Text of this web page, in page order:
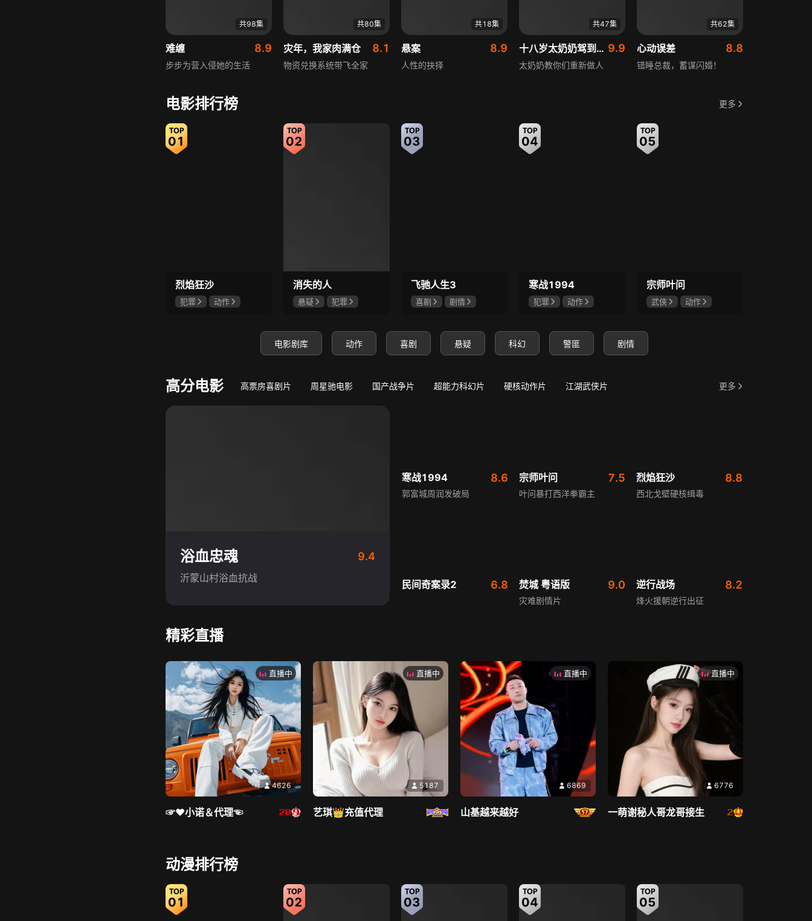
共98集
难缠 8.9
步步为营入侵她的生活
共80集
灾年，我家肉满仓 8.1
物资兑换系统带飞全家
共18集
悬案 8.9
人性的抉择
共47集
十八岁太奶奶驾到，重整家族荣耀 9.9
太奶奶教你们重新做人
共62集
心动误差 8.8
错睡总裁，蓄谋闪婚！
守底线，方能渡末世
电影排行榜 更多
01
烈焰狂沙
犯罪
动作
02
消失的人
悬疑
犯罪
03
飞驰人生3
喜剧
剧情
04
寒战1994
犯罪
动作
05
宗师叶问
武侠
动作
电影剧库 动作 喜剧 悬疑 科幻 警匪 剧情
高分电影 高票房喜剧片 周星驰电影 国产战争片 超能力科幻片 硬核动作片 江湖武侠片 更多
浴血忠魂 9.4
沂蒙山村浴血抗战
寒战1994 8.6
郭富城周润发破局
宗师叶问 7.5
叶问暴打西洋拳霸主
烈焰狂沙 8.8
西北戈壁硬核缉毒
民间奇案录2 6.8 焚城 粤语版 9.0
灾难剧情片
逆行战场 8.2
烽火援朝逆行出征
燃比娃 8.6
周迅千玺配音复现神话
勇敢的心
古装历史战争剧 美娇娃锄强扶弱破阴谋
消失的人 8.1
郑恺刘浩存陷熟人陷阱
校歌英雄 7.1
草根学霸C位出道
门牙
现实情感短片
精彩直播
直播中
4626
☞♥小诺＆代理☜
直播中
5187
艺琪👑充值代理
直播中
6869
山基越来越好
直播中
6776
一萌谢秘人哥龙哥接生
动漫排行榜
01 02 03 04 05